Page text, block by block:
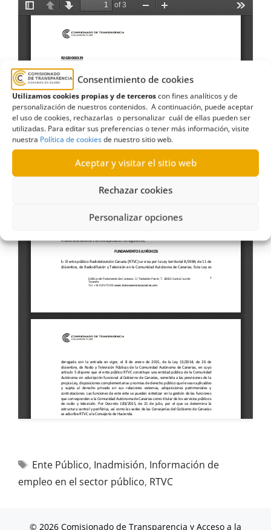
Consentimiento de cookies
Utilizamos cookies propias y de terceroscon fines analíticos y de
personalización de nuestros contenidos. A continuación, puede aceptar
el uso de cookies, rechazarlas o personalizar cuál de ellas pueden ser
utilizadas. Para editar sus preferencias o tener más información, visite
nuestra Política de cookiesde nuestro sitio web.
Aceptar y visitar el sitio web
Rechazar cookies
Personalizar opciones
Ente Público, Inadmisión, Información de
empleo en el sector público, RTVC
© 2026 Comisionado de Transparencia y Acceso a la